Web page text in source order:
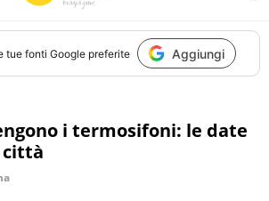
tue fonti Google preferite Aggiungi
i termosifoni: le date
città